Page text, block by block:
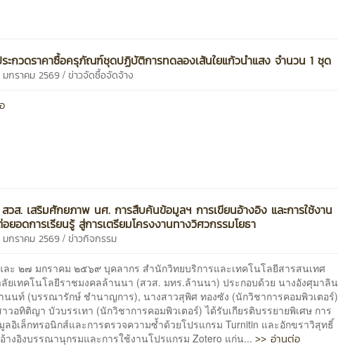
ระกวดราคาซื้อครุภัณฑ์ชุดปฏิบัติการทดลองเส้นใยแก้วนำแสง จำนวน 1 ชุด
กราคม 2569 /ข่าวจัดซื้อจัดจ้าง
วส. เสริมศักยภาพ นศ. การสืบค้นข้อมูลฯ การเขียนอ้างอิง และการใช้งาน
ยอดการเรียนรู้ สู่การเตรียมโครงงานทางวิศวกรรมโยธา
กราคม 2569 /ข่าวกิจกรรม
ะ ๒๗ มกราคม ๒๕๖๙ บุคลากร สำนักวิทยบริการและเทคโนโลยีสารสนเทศ
ยเทคโนโลยีราชมงคลล้านนา (สวส. มทร.ล้านนา) ประกอบด้วย นางอังศุมาลิน
นท์ (บรรณารักษ์ ชำนาญการ), นางสาวสุพิศ ทองซัง (นักวิชาการคอมพิวเตอร์)
วอทิติญา บัวบรรเทา (นักวิชาการคอมพิวเตอร์) ได้รับเกียรติบรรยายพิเศษ การ
อิเล็กทรอนิกส์และการตรวจความซ้ำด้วยโปรแกรม Turnitin และอักขราวิสุทธิ์
างอิงบรรณานุกรมและการใช้งานโปรแกรม Zotero แก่น...>> อ่านต่อ